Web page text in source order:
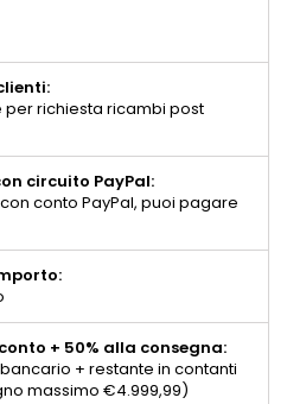
richiesta ricambi post
circuito PayPal:
conto PayPal, puoi pagare
+ 50% alla consegna:
+ restante in contanti
massimo €4.999,99)